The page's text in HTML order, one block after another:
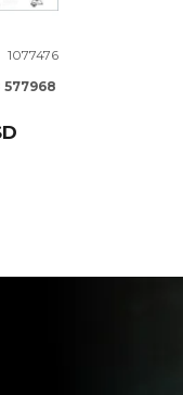
1077476
577968